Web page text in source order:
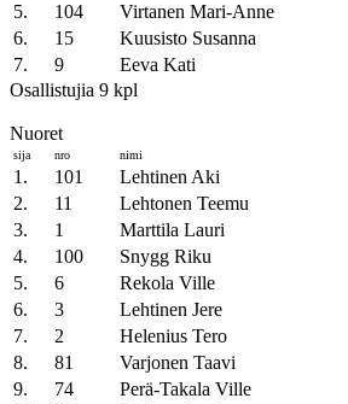
5.
104 Virtanen Mari-Anne
6.
15 Kuusisto Susanna
7.
9 Eeva Kati
Osallistujia 9 kpl
Nuoret
sija nro nimi
1. 101 Lehtinen Aki
2.
11 Lehtonen Teemu
3.
1 Marttila Lauri
4.
100 Snygg Riku
5.
6 Rekola Ville
6.
3 Lehtinen Jere
7.
2 Helenius Tero
8.
81 Varjonen Taavi
9.
74 Perä-Takala Ville